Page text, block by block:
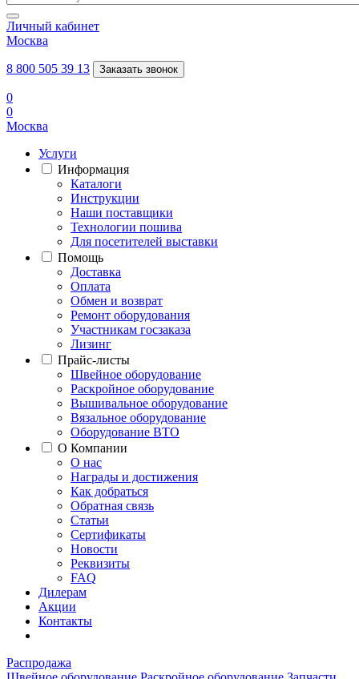
Личный кабинет
Москва
8 800 505 39 13 Заказать звонок
0
0
Москва
Услуги
Информация
Каталоги
Инструкции
Наши поставщики
Технологии пошива
Для посетителей выставки
Помощь
Доставка
Оплата
Обмен и возврат
Ремонт оборудования
Участникам госзаказа
Лизинг
Прайс-листы
Швейное оборудование
Раскройное оборудование
Вышивальное оборудование
Вязальное оборудование
Оборудование ВТО
О Компании
О нас
Награды и достижения
Как добраться
Обратная связь
Статьи
Сертификаты
Новости
Реквизиты
FAQ
Дилерам
Акции
Контакты
Распродажа